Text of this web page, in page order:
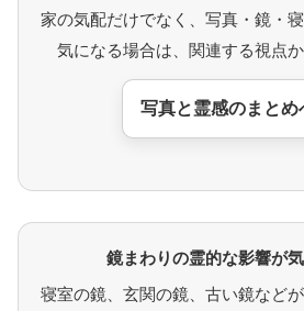
家の気配だけでなく、写真・鏡・
気になる場合は、関連する視点か
写真と霊感のまとめ
鏡まわりの霊的な影響が
寝室の鏡、玄関の鏡、古い鏡など